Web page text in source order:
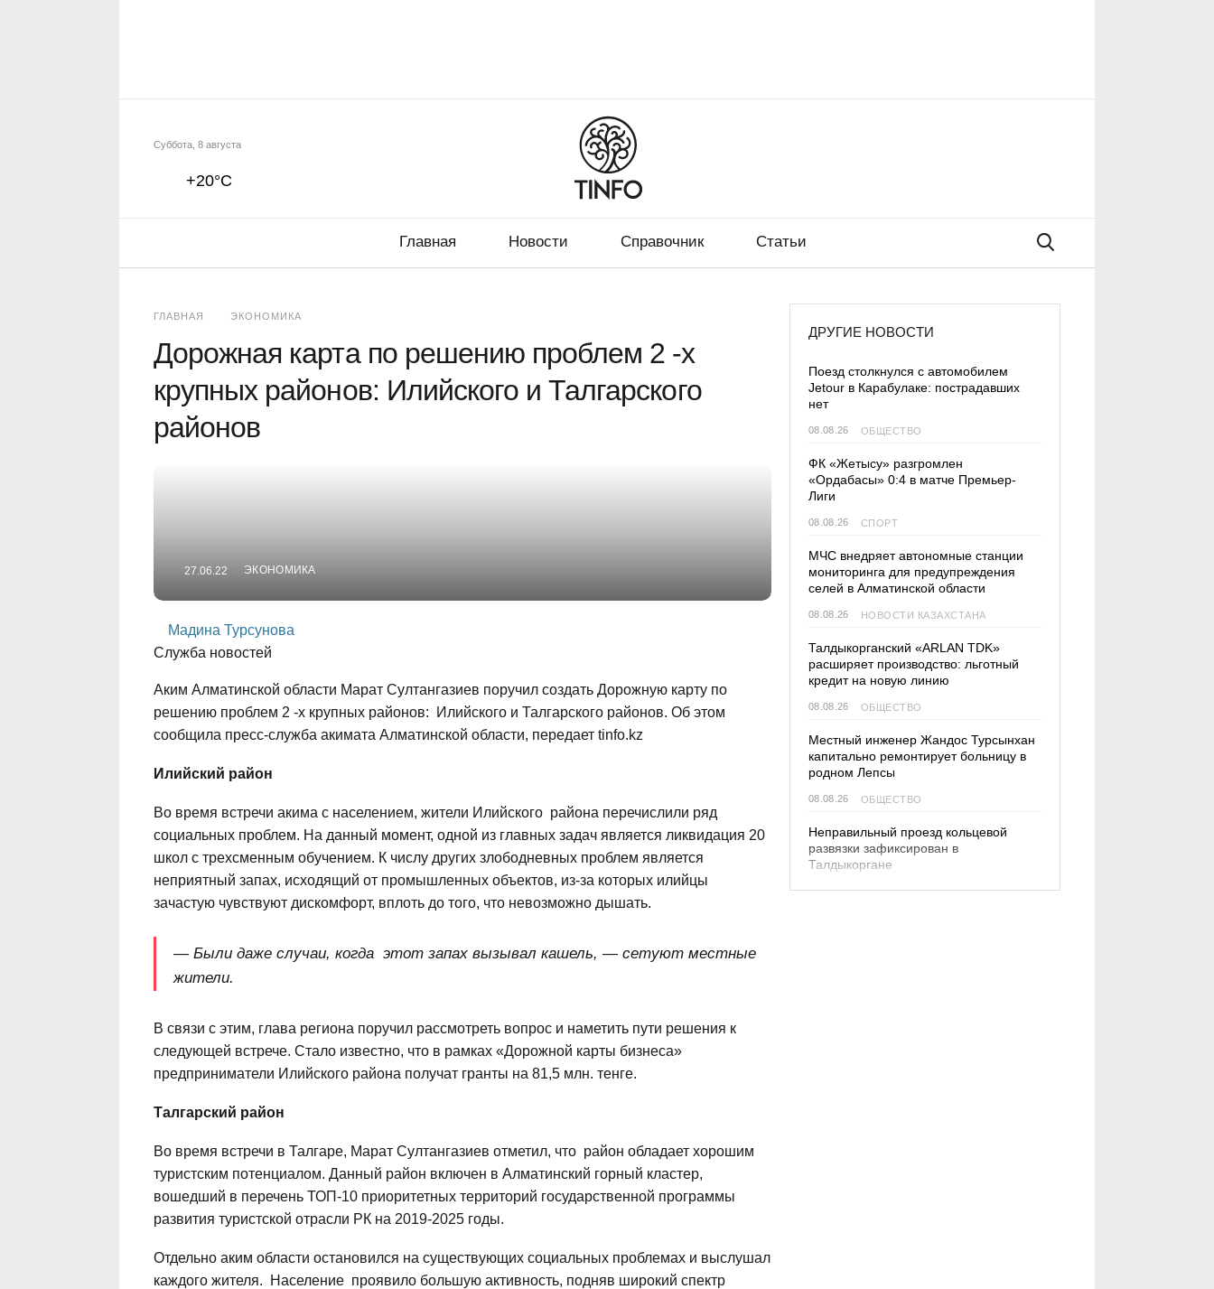
Главная Новости Справочник Статьи
+20°C
Суббота, 8 августа
ГЛАВНАЯ ЭКОНОМИКА
Дорожная карта по решению проблем 2 -х
крупных районов: Илийского и Талгарского
районов
27.06.22 ЭКОНОМИКА
Мадина Турсунова
Служба новостей
Аким Алматинской области Марат Султангазиев поручил создать Дорожную карту по
решению проблем 2 -х крупных районов: Илийского и Талгарского районов. Об этом
сообщила пресс-служба акимата Алматинской области, передает tinfo.kz
Илийский район
Во время встречи акима с населением, жители Илийского района перечислили ряд
социальных проблем. На данный момент, одной из главных задач является ликвидация 20
школ с трехсменным обучением. К числу других злободневных проблем является
неприятный запах, исходящий от промышленных объектов, из-за которых илийцы
зачастую чувствуют дискомфорт, вплоть до того, что невозможно дышать.
— Были даже случаи, когда этот запах вызывал кашель, — сетуют местные
жители.
В связи с этим, глава региона поручил рассмотреть вопрос и наметить пути решения к
следующей встрече. Стало известно, что в рамках «Дорожной карты бизнеса»
предприниматели Илийского района получат гранты на 81,5 млн. тенге.
Талгарский район
Во время встречи в Талгаре, Марат Султангазиев отметил, что район обладает хорошим
туристским потенциалом. Данный район включен в Алматинский горный кластер,
вошедший в перечень ТОП-10 приоритетных территорий государственной программы
развития туристской отрасли РК на 2019-2025 годы.
Отдельно аким области остановился на существующих социальных проблемах и выслушал
каждого жителя. Население проявило большую активность, подняв широкий спектр
ДРУГИЕ НОВОСТИ
Поезд столкнулся с автомобилем
Jetour в Карабулаке: пострадавших
нет
08.08.26 ОБЩЕСТВО
ФК «Жетысу» разгромлен
«Ордабасы» 0:4 в матче Премьер-
Лиги
08.08.26 СПОРТ
МЧС внедряет автономные станции
мониторинга для предупреждения
селей в Алматинской области
08.08.26 НОВОСТИ КАЗАХСТАНА
Талдыкорганский «ARLAN TDK»
расширяет производство: льготный
кредит на новую линию
08.08.26 ОБЩЕСТВО
Местный инженер Жандос Турсынхан
капитально ремонтирует больницу в
родном Лепсы
08.08.26 ОБЩЕСТВО
Неправильный проезд кольцевой
развязки зафиксирован в
Талдыкоргане
08.08.26 ОБЩЕСТВО